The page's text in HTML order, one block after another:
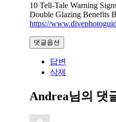
10 Tell-Tale Warning
Double Glazing Benefits
https://
댓글옵션
답변
삭제
Andrea님의 댓